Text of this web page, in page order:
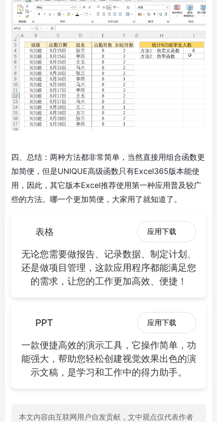
四、总结：两种方法都非常简单，当然直接用组合函数更
加简便，但是UNIQUE高级函数只有Excel365版本能使
用，因此，其它版本Excel推荐使用第一种应用普及较广
些的方法。哪一个更加简便，大家用了就知道了。
表格 应用下载
无论您需要做报告、记录数据、制定计划、
还是做项目管理，这款应用程序都能满足您
的需求，让您的工作更加高效、便捷！
PPT 应用下载
一款便捷高效的演示工具，它操作简单，功
能强大，帮助您轻松创建视觉效果出色的演
示文稿，是学习和工作中的得力助手。
本文内容由互联网用户自发贡献，文中观点仅代表作者